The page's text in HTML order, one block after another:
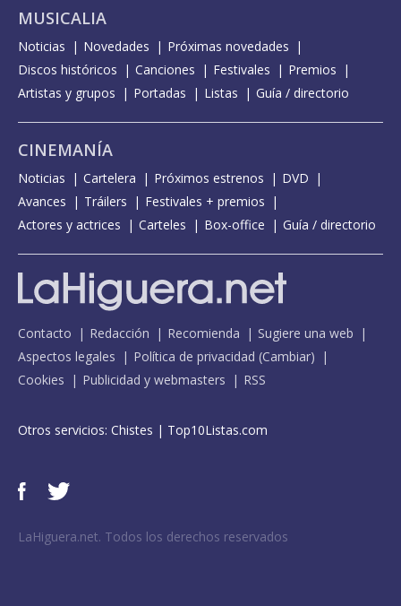
MUSICALIA
Noticias Novedades
Próximas novedades
Discos históricos
Canciones Festivales
Premios
Artistas y grupos
Portadas Listas Guía / directorio
CINEMANÍA
Noticias Cartelera Próximos estrenos
DVD
Avances
Tráilers
Festivales + premios
Actores y actrices
Carteles Box-office Guía / directorio
Contacto Redacción Recomienda
Sugiere una web
Aspectos legales
Política de privacidad (Cambiar)
Cookies
Publicidad y webmasters RSS
Otros servicios: Chistes | Top10Listas.com
LaHiguera.net. Todos los derechos reservados